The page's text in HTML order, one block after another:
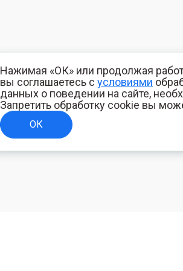
Нажимая «ОК» или продолжая
вы соглашаетесь с условиями
данных о поведении на сайте,
Запретить обработку cookie вы
ОК